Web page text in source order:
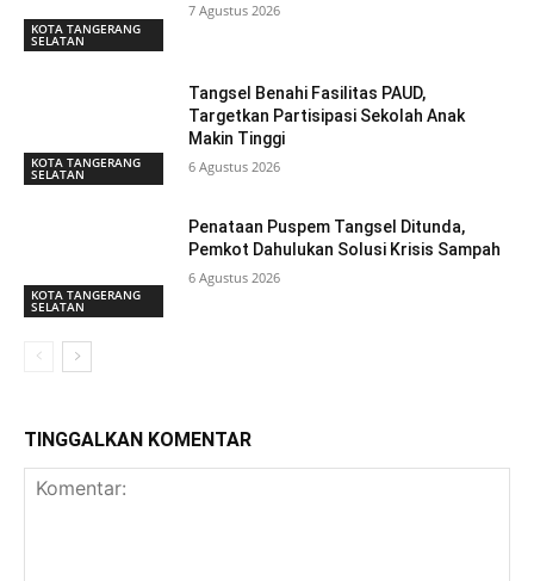
KOTA TANGERANG
SELATAN
7 Agustus 2026
KOTA TANGERANG
SELATAN
Tangsel Benahi Fasilitas PAUD,
Targetkan Partisipasi Sekolah Anak
Makin Tinggi
6 Agustus 2026
KOTA TANGERANG
SELATAN
Penataan Puspem Tangsel Ditunda,
Pemkot Dahulukan Solusi Krisis Sampah
6 Agustus 2026
TINGGALKAN KOMENTAR